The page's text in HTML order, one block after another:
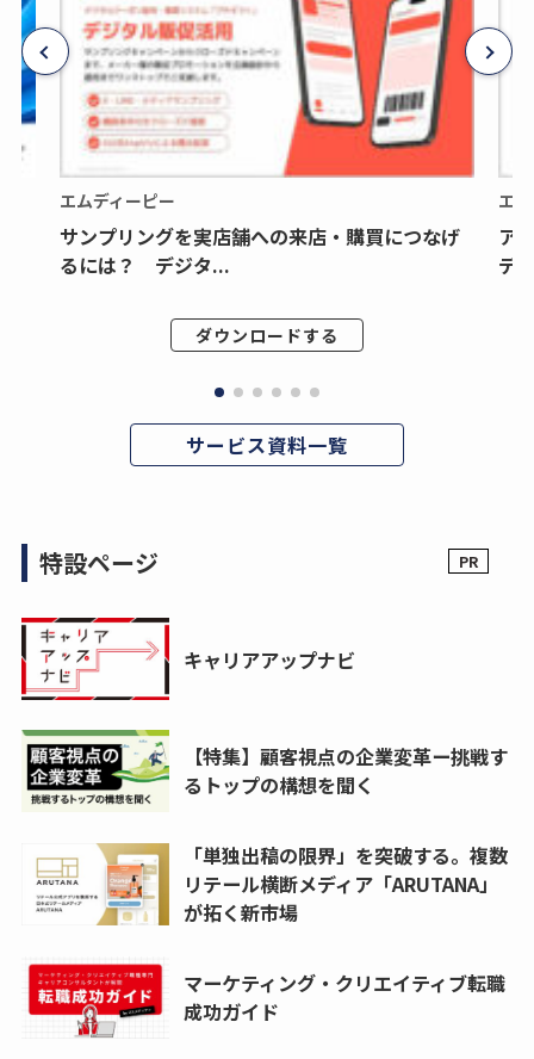
エムディーピー
サンプリングを実店舗への来店・購買につなげ
るには？ デジタ...
ダウンロードする
エ
ア
デ
サービス資料一覧
特設ページ
キャリアアップナビ
【特集】顧客視点の企業変革ー挑戦す
るトップの構想を聞く
「単独出稿の限界」を突破する。複数
リテール横断メディア「ARUTANA」
が拓く新市場
マーケティング・クリエイティブ転職
成功ガイド